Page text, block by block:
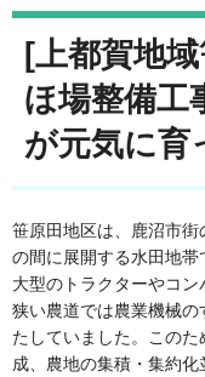
[上都賀地
ほ場整備工
が元気に育
笹原田地区は、鹿沼市
の間に展開する水田地
大型のトラクターやコ
狭い農道では農業機械の
たしていました。この
成、農地の集積・集約